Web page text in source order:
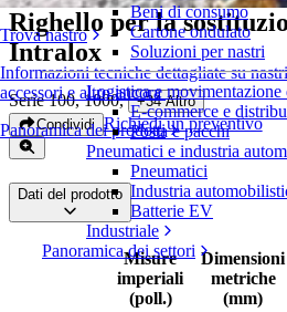
Trova nastro
Informazioni tecniche dettagliate su
accessori e altro ancora
Panoramica dei prodotti
Beni di consumo
Cartone ondulato
Soluzioni per nastri
Logistica e movimentazione
E-commerce e
Posta e pacchi
Pneumatici e industria
Pneumatici
Industria
Batterie EV
Industriale
Panoramica dei settori
Righello per la
Intralox
Serie 100, 1000, +34 Altro
Condividi Richiedi un preventivo
Dati del prodotto
Misure
imperiali
(poll.)
Dimensioni
metriche
(mm)